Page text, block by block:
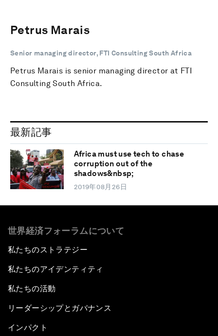
Petrus Marais
Senior managing director, FTI Consulting South Africa
Petrus Marais is senior managing director at FTI
Consulting South Africa.
最新記事
Africa must use tech to chase
corruption out of the
shadows&nbsp;
2019年08月26日
世界経済フォーラムについて
私たちのストラテジー
私たちのアイデンティティ
私たちの活動
リーダーシップとガバナンス
インパクト